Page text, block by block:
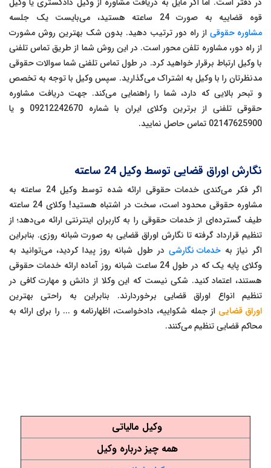
قوه قضاییه به صورت 24 ساعته هستید، می‌بایست یک جلسه
مشاوره حقوقی از راه دور ترتیب دهید. بدون شک بهترین روش مشورت
از راه دور، مشاوره تلفن محور است. در این روش شما از طریق تماس تلفنی
با وکیل ارتباط برقرار خواهید کرد. در طول تماس تلفنی شما سوالات حقوقی
مدنظرتان را با وکیل به اشتراک می‌گذارید. سپس وکیل با توجه به تخصص
و تبحر بالایی که دارد، شما را راهنمایی می‌کند. جهت دریافت مشاوره
حقوقی تلفنی از برترین وکلای ایران با شماره 09212242670 و یا
02147625900 تماس حاصل نمایید.
نگارش اوراق قضایی توسط وکیل 24 ساعته
اگر فکر می‌کندی خدمات حقوقی ارائه شده توسط وکیل 24 ساعته به
مشاوره حقوقی محدود است، سخت در اشتباه هستید! وکلای 24 ساعته
طیف گسترده‌ای از خدمات حقوقی را به کاربران اینترنتی ارائه می‌دهد؛ از
تنظیم قرارداد گرفته تا نگارش اوراق قضایی به صورت شبانه روزی. بنابراین
اگر نیاز بهخدمات نگارشی در طول شبانه روز پیدا کردید، می‌توانید به
وکلای پایه یک که در طول 24 ساعت شبانه روز آماده ارائه خدمات حقوقی
هستند، اعتماد کنید. شکی نیست که این وکلا از دانش و مهارت کافی در
تنظیم انواع اوراق قضایی برخوردارند. بنابراین به راحتی بهترین
اوراق قضایی از جمله شکواییه، دادخواست، اظهارنامه و ... را برای ارائه به
محاکم قضایی تنظیم می‌کنند.
وکیل مالیاتی
همه چیز درباره وکیل